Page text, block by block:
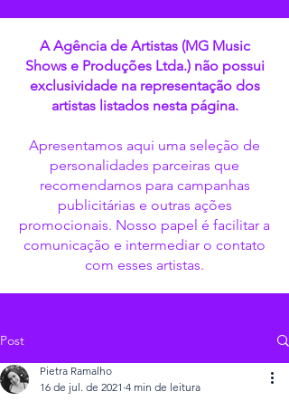
A Agência de Artistas (MG Music
Shows e Produções Ltda.) não possui
exclusividade na representação dos
artistas listados nesta página.
Apresentamos aqui uma seleção de
personalidades parceiras que
recomendamos para campanhas
publicitárias e outras ações
promocionais. Nosso papel é facilitar a
comunicação e intermediar o contato
com esses artistas.
Post
Pietra Ramalho
16 de jul. de 2021 4 min de leitura